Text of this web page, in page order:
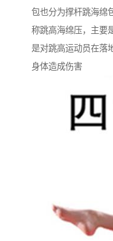
包也分为撑杆跳海绵
称跳高海绵压，主要
是对跳高运动员在落
身体造成伤害